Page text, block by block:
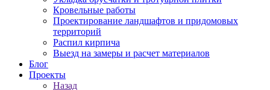
Кровельные работы
Проектирование ландшафтов и придомовых
территорий
Распил кирпича
Выезд на замеры и расчет материалов
Блог
Проекты
Назад